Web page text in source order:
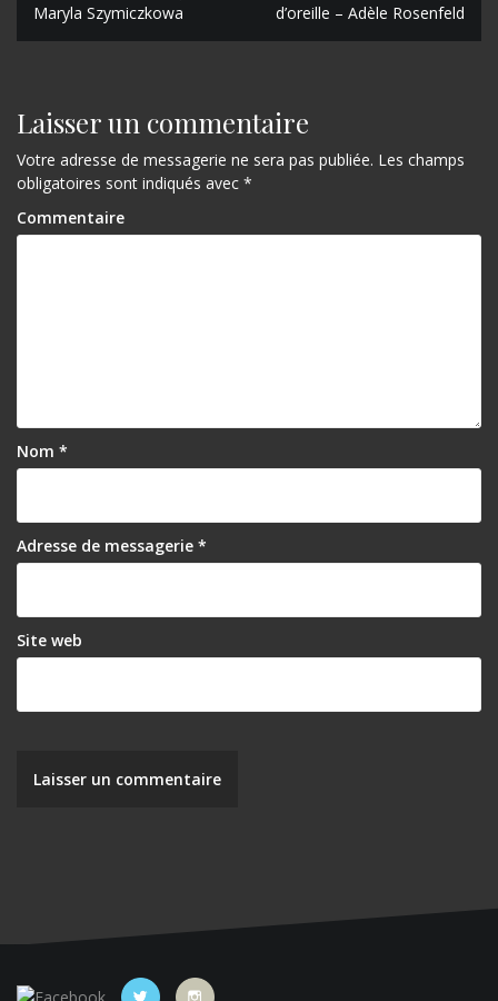
a
i
g
a
t
l
’
a
r
i
c
l
Maryla Szymiczkowa
d’oreille – Adèle Rosenfeld
Laisser un commentaire
Votre adresse de messagerie ne sera pas publiée. Les champs
obligatoires sont indiqués avec *
Commentaire
Nom *
Adresse de messagerie *
Site web